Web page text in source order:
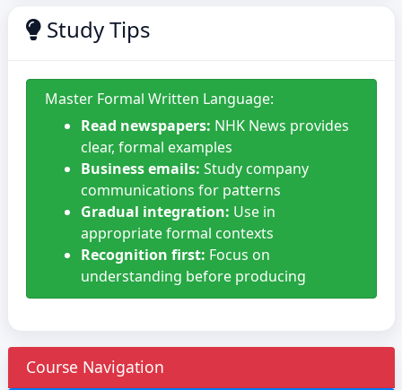
Study Tips
Master Formal Written Language:
Read newspapers: NHK News provides
clear, formal examples
Business emails: Study company
communications for patterns
Gradual integration: Use in
appropriate formal contexts
Recognition first: Focus on
understanding before producing
Course Navigation